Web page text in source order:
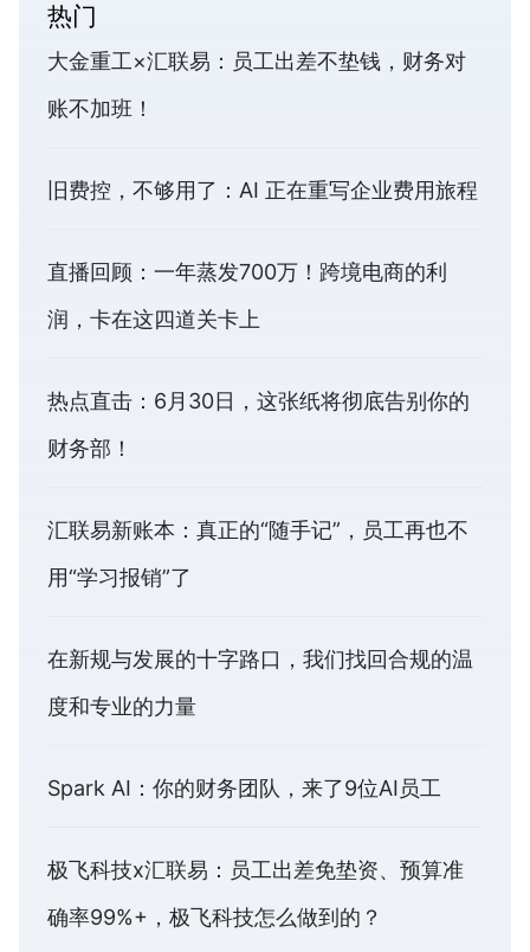
热门
大金重工×汇联易：员工出差不垫钱，财务对
账不加班！
旧费控，不够用了：AI 正在重写企业费用旅程
直播回顾：一年蒸发700万！跨境电商的利
润，卡在这四道关卡上
热点直击：6月30日，这张纸将彻底告别你的
财务部！
汇联易新账本：真正的“随手记”，员工再也不
用“学习报销”了
在新规与发展的十字路口，我们找回合规的温
度和专业的力量
Spark AI：你的财务团队，来了9位AI员工
极飞科技x汇联易：员工出差免垫资、预算准
确率99%+，极飞科技怎么做到的？